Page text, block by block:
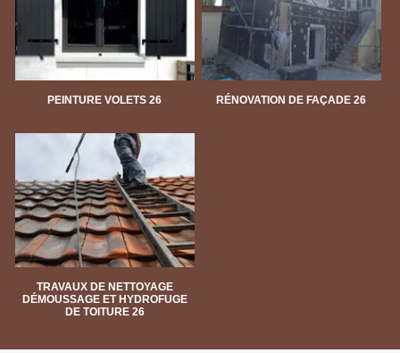
PEINTURE VOLETS 26 RÉNOVATION DE FAÇADE 26
TRAVAUX DE NETTOYAGE
DÉMOUSSAGE ET HYDROFUGE
DE TOITURE 26